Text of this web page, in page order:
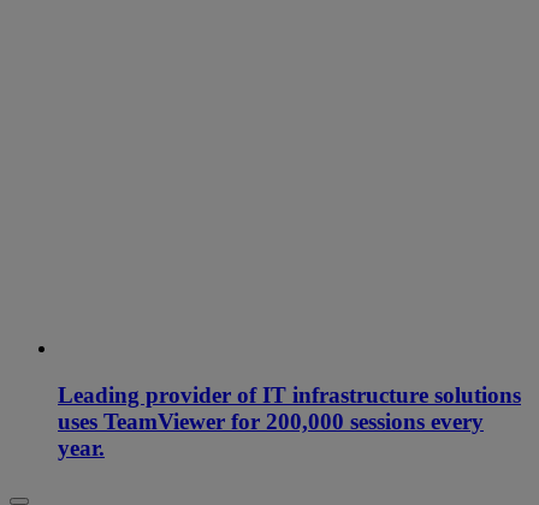
Leading provider of IT infrastructure solutions
uses TeamViewer for 200,000 sessions every
year.